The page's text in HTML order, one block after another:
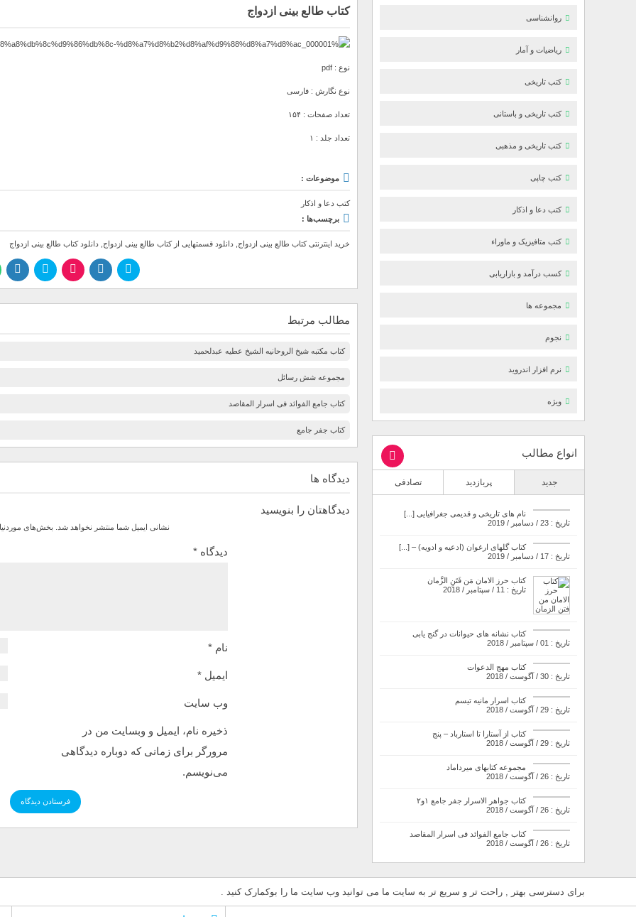
کتاب طالع بینی ازدواج
نوع : pdf
نوع نگارش : فارسی
تعداد صفحات : ۱۵۴
تعداد جلد : ۱
موضوعات :
کتب دعا و اذکار
برچسب‌ها :
خرید اینترنتی کتاب طالع بینی ازدواج دانلود قسمتهایی از کتاب طالع بینی ازدواج دانلود کتاب طالع بینی ازدواج
مطالب مرتبط
کتاب مکتبه شیخ الروحانیه الشیخ عطیه عبدلحمید
مجموعه شش رسائل
کتاب جامع الفوائد فی اسرار المقاصد
کتاب جفر جامع
دیدگاه ها
دیدگاهتان را بنویسید
نشانی ایمیل شما منتشر نخواهد شد. بخش‌های
دیدگاه *
نام *
ایمیل *
وب‌ سایت
ذخیره نام، ایمیل و وبسایت من در
مرورگر برای زمانی که دوباره دیدگاهی
می‌نویسم.
روانشناسی
ریاضیات و آمار
کتب تاریخی
کتب تاریخی و باستانی
کتب تاریخی و مذهبی
کتب چاپی
کتب دعا و اذکار
کتب متافیزیک و ماوراء
کسب درآمد و بازاریابی
مجموعه ها
نجوم
نرم افزار اندروید
ویژه
انواع مطالب
جدید پربازدید تصادفی
نام های تاریخی و قدیمی جغرافیایی [...]
تاریخ : 23 / دسامبر / 2019
کتاب گلهای ارغوان (ادعیه و ادویه) – [...]
تاریخ : 17 / دسامبر / 2019
کتاب حرز الامان مَن فَتَنِ الزَّمان
تاریخ : 11 / سپتامبر / 2018
کتاب نشانه های حیوانات در گنج یابی
تاریخ : 01 / سپتامبر / 2018
کتاب مهج الدعوات
تاریخ : 30 / آگوست / 2018
کتاب اسرار مانیه تیسم
تاریخ : 29 / آگوست / 2018
کتاب از آستارا تا استارباد – پنج
تاریخ : 29 / آگوست / 2018
مجموعه کتابهای میرداماد
تاریخ : 26 / آگوست / 2018
کتاب جواهر الاسرار جفر جامع ۱و۲
تاریخ : 26 / آگوست / 2018
کتاب جامع الفوائد فی اسرار المقاصد
تاریخ : 26 / آگوست / 2018
برای دسترسی بهتر , راحت تر و سریع تر به سایت ما می توانید وب سایت ما را بوکمارک کنید .